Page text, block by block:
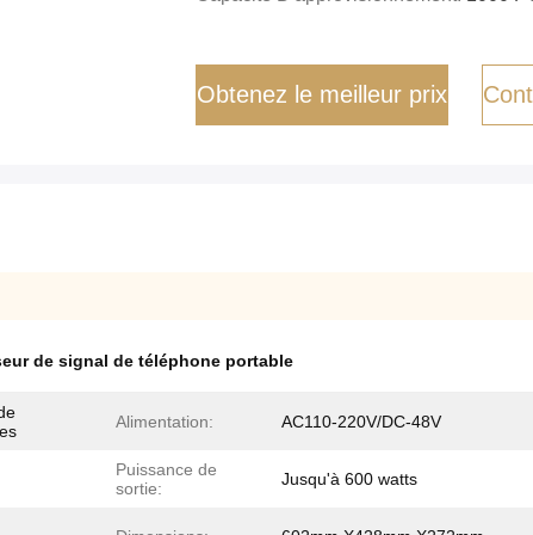
Obtenez le meilleur prix
de signal de téléphone portable
Alimentation: AC110-220V/DC-48V
Puissance de
sortie:
Jusqu'à 600 watts